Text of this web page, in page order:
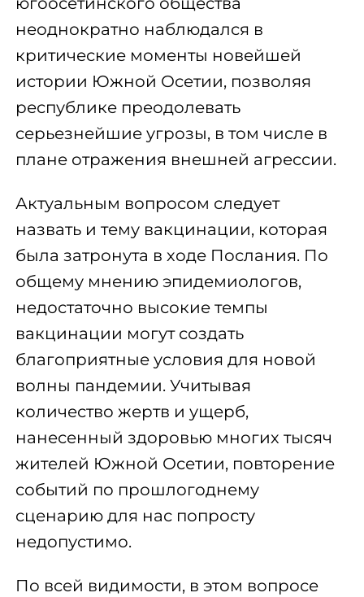
неоднократно наблюдался в
критические моменты новейшей
истории Южной Осетии, позволяя
республике преодолевать
серьезнейшие угрозы, в том числе в
плане отражения внешней агрессии.
Актуальным вопросом следует
назвать и тему вакцинации, которая
была затронута в ходе Послания. По
общему мнению эпидемиологов,
недостаточно высокие темпы
вакцинации могут создать
благоприятные условия для новой
волны пандемии. Учитывая
количество жертв и ущерб,
нанесенный здоровью многих тысяч
жителей Южной Осетии, повторение
событий по прошлогоднему
сценарию для нас попросту
недопустимо.
По всей видимости, в этом вопросе